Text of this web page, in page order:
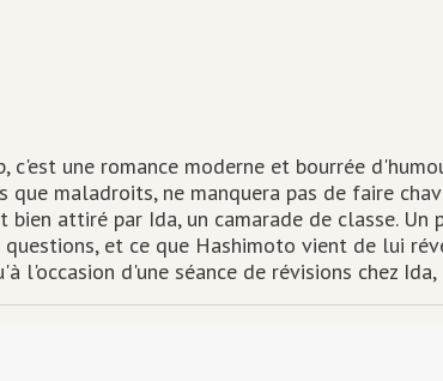
c'est une romance moderne et bourrée
que maladroits, ne manquera pas de faire
bien attiré par Ida, un camarade de classe.
questions, et ce que Hashimoto vient de lui
l'occasion d'une séance de révisions chez